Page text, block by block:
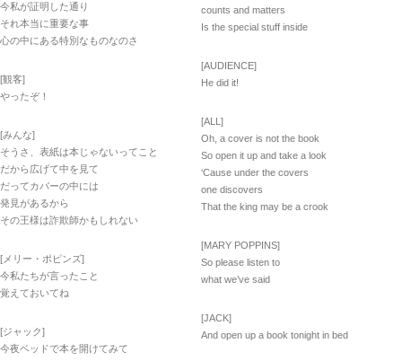
今私が証明した通り
それ本当に重要な事
心の中にある特別なものなのさ
[観客]
やったぞ！
[みんな]
そうさ、表紙は本じゃないってこと
だから広げて中を見て
だってカバーの中には
発見があるから
その王様は詐欺師かもしれない
[メリー・ポピンズ]
今私たちが言ったこと
覚えておいてね
[ジャック]
今夜ベッドで本を開けてみて
counts and matters
Is the special stuff inside
[AUDIENCE]
He did it!
[ALL]
Oh, a cover is not the book
So open it up and take a look
‘Cause under the covers
one discovers
That the king may be a crook
[MARY POPPINS]
So please listen to
what we’ve said
[JACK]
And open up a book tonight in bed